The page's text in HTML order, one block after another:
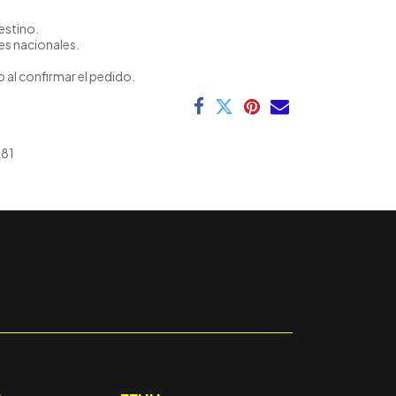
nacionales.
confirmar el pedido.